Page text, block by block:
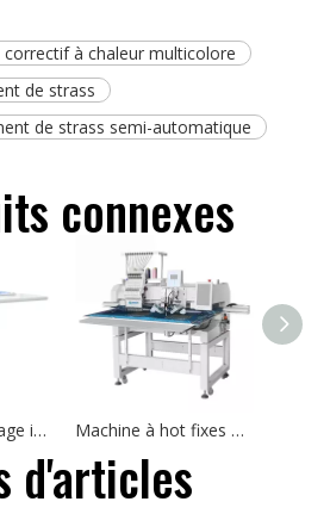
à chaleur multicolore
de strass
de strass semi-automatique
connexes
Machine de réglage informatisé pour le textile en tissu de t-shirt Machine à hot fixes et machine à broder pour le tissu
d'articles